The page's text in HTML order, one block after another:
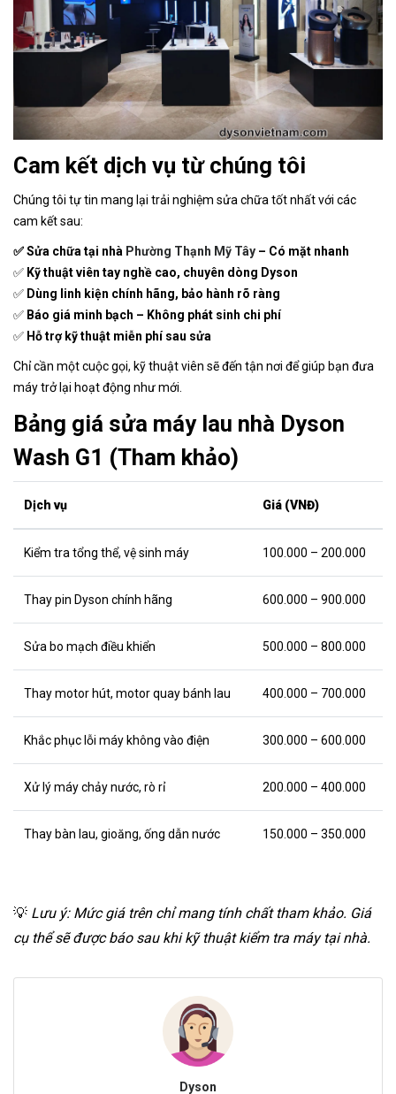
Cam kết dịch vụ từ chúng tôi
Chúng tôi tự tin mang lại trải nghiệm sửa chữa tốt nhất với các
cam kết sau:
✅ Sửa chữa tại nhà Phường Thạnh Mỹ Tây – Có mặt nhanh
✅ Kỹ thuật viên tay nghề cao, chuyên dòng Dyson
✅ Dùng linh kiện chính hãng, bảo hành rõ ràng
✅ Báo giá minh bạch – Không phát sinh chi phí
✅ Hỗ trợ kỹ thuật miễn phí sau sửa
Chỉ cần một cuộc gọi, kỹ thuật viên sẽ đến tận nơi để giúp bạn đưa
máy trở lại hoạt động như mới.
Bảng giá sửa máy lau nhà Dyson
Wash G1 (Tham khảo)
Dịch vụ Giá (VNĐ)
Kiểm tra tổng thể, vệ sinh máy 100.000 – 200.000
Thay pin Dyson chính hãng 600.000 – 900.000
Sửa bo mạch điều khiển 500.000 – 800.000
Thay motor hút, motor quay bánh lau 400.000 – 700.000
Khắc phục lỗi máy không vào điện 300.000 – 600.000
Xử lý máy chảy nước, rò rỉ 200.000 – 400.000
Thay bàn lau, gioăng, ống dẫn nước 150.000 – 350.000
💡 Lưu ý: Mức giá trên chỉ mang tính chất tham khảo. Giá
cụ thể sẽ được báo sau khi kỹ thuật kiểm tra máy tại nhà.
Dyson